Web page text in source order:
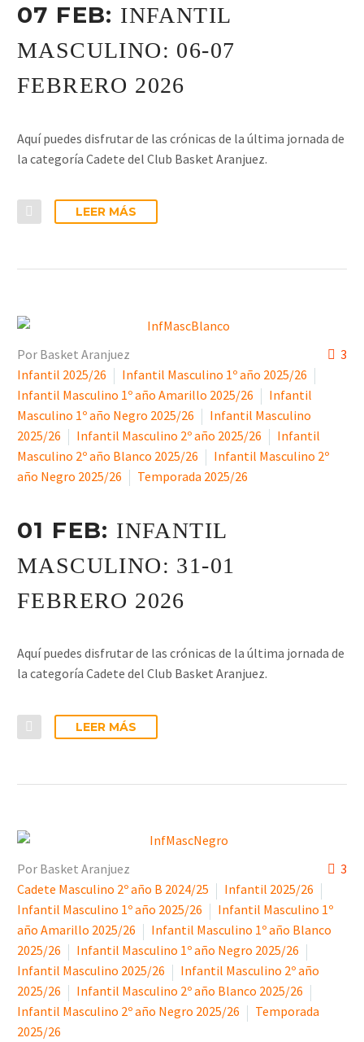
07 FEB: INFANTIL
MASCULINO: 06-07
FEBRERO 2026
Aquí puedes disfrutar de las crónicas de la última jornada de
la categoría Cadete del Club Basket Aranjuez.
LEER MÁS
3
Por Basket Aranjuez
Infantil 2025/26
Infantil Masculino 1º año 2025/26
Infantil Masculino 1º año Amarillo 2025/26
Infantil
Masculino 1º año Negro 2025/26
Infantil Masculino
2025/26
Infantil Masculino 2º año 2025/26
Infantil
Masculino 2º año Blanco 2025/26
Infantil Masculino 2º
año Negro 2025/26
Temporada 2025/26
01 FEB: INFANTIL
MASCULINO: 31-01
FEBRERO 2026
Aquí puedes disfrutar de las crónicas de la última jornada de
la categoría Cadete del Club Basket Aranjuez.
LEER MÁS
3
Por Basket Aranjuez
Cadete Masculino 2º año B 2024/25
Infantil 2025/26
Infantil Masculino 1º año 2025/26
Infantil Masculino 1º
año Amarillo 2025/26
Infantil Masculino 1º año Blanco
2025/26
Infantil Masculino 1º año Negro 2025/26
Infantil Masculino 2025/26
Infantil Masculino 2º año
2025/26
Infantil Masculino 2º año Blanco 2025/26
Infantil Masculino 2º año Negro 2025/26
Temporada
2025/26